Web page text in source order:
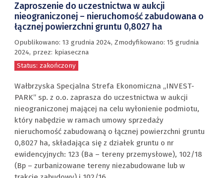
Zaproszenie do uczestnictwa w aukcji
nieograniczonej – nieruchomość zabudowana o
łącznej powierzchni gruntu 0,8027 ha
Opublikowano: 13 grudnia 2024, Zmodyfikowano: 15 grudnia
2024, przez: kpiaseczna
Status: zakończony
Wałbrzyska Specjalna Strefa Ekonomiczna „INVEST-
PARK” sp. z o.o. zaprasza do uczestnictwa w aukcji
nieograniczonej mającej na celu wyłonienie podmiotu,
który nabędzie w ramach umowy sprzedaży
nieruchomość zabudowaną o łącznej powierzchni gruntu
0,8027 ha, składająca się z działek gruntu o nr
ewidencyjnych: 123 (Ba – tereny przemysłowe), 102/18
(Bp – zurbanizowane tereny niezabudowane lub w